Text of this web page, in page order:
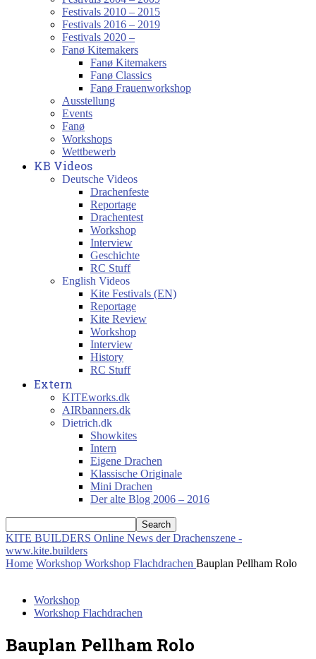
Festivals 2010 – 2015
Festivals 2016 – 2019
Festivals 2020 –
Fanø Kitemakers
Fanø Kitemakers
Fanø Classics
Fanø Frauenworkshop
Ausstellung
Events
Fanø
Workshops
Wettbewerb
KB Videos
Deutsche Videos
Drachenfeste
Reportage
Drachentest
Workshop
Interview
Geschichte
RC Stuff
English Videos
Kite Festivals (EN)
Reportage
Kite Review
Workshop
Interview
History
RC Stuff
Extern
KITEworks.dk
AIRbanners.dk
Dietrich.dk
Showkites
Intern
Eigene Drachen
Klassische Originale
Mini Drachen
Der alte Blog 2006 – 2016
KITE BUILDERS Online News der Drachenszene -
www.kite.builders
Home Workshop Workshop Flachdrachen Bauplan Pellham Rolo
Workshop
Workshop Flachdrachen
Bauplan Pellham Rolo